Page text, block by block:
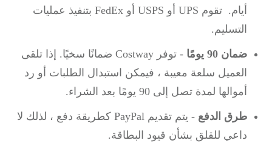
أيام.
تقوم UPS أو USPS أو FedEx بتنفيذ عمليات
التسليم.
ضمان 90 يومًا - توفر Costway ضمانًا سخيًا.
إذا تلقى
العميل سلعة معيبة ، فيمكن استبدال الطلبات أو رد
أموالها لمدة تصل إلى 90 يومًا بعد الشراء.
طرق الدفع
- يتم تقديم PayPal كطريقة دفع ، لذلك لا
داعي للقلق بشأن قيود البطاقة.